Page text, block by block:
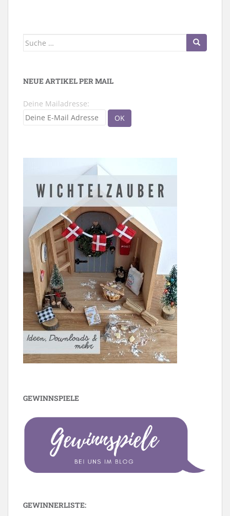
Suche
NEUE ARTIKEL PER MAIL
Deine Mailadresse:
GEWINNSPIELE
GEWINNERLISTE: